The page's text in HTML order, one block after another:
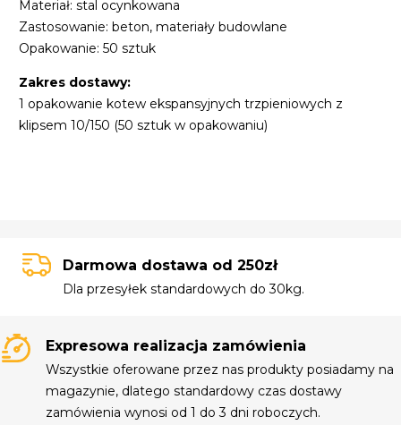
Materiał: stal ocynkowana
Zastosowanie: beton, materiały budowlane
Opakowanie: 50 sztuk
Zakres dostawy:
1 opakowanie kotew ekspansyjnych trzpieniowych z
klipsem 10/150 (50 sztuk w opakowaniu)
Darmowa dostawa od 250zł
Dla przesyłek standardowych do 30kg.
Expresowa realizacja zamówienia
Wszystkie oferowane przez nas produkty posiadamy na
magazynie, dlatego standardowy czas dostawy
zamówienia wynosi od 1 do 3 dni roboczych.